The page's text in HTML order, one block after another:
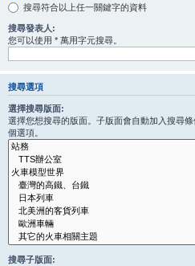
搜尋符合以上任一關鍵字的資料
搜尋發表人:
您可以使用 * 萬用字元搜尋。
搜尋選項
選擇搜尋版面:
選擇您想搜尋的版面。子版面會自動加入搜尋
個選項。
搜尋子版面: